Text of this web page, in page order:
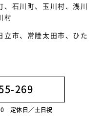
、石川町、玉川村、浅川
村
立市、常陸太田市、ひた
269
定休日／土日祝